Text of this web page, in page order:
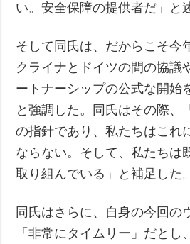
い。安全保障の提供者だ」と
そして同氏は、だからこそ今
クライナとドイツの間の協議
ートナーシップの公式な開始
と強調した。同氏はその際、
の指針であり、私たちはこれ
ならない。そして、私たちは
取り組んでいる」と補足した。
同氏はさらに、自身の今回の
「非常にタイムリー」だとし